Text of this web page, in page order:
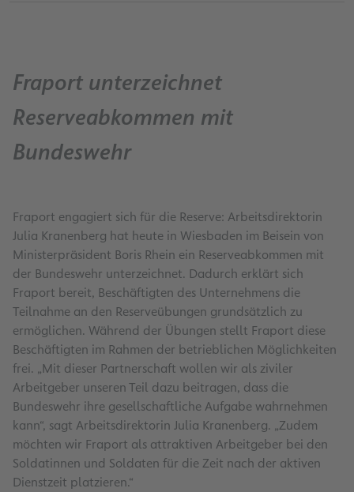
Fraport unterzeichnet
Reserveabkommen mit
Bundeswehr
Fraport engagiert sich für die Reserve: Arbeitsdirektorin
Julia Kranenberg hat heute in Wiesbaden im Beisein von
Ministerpräsident Boris Rhein ein Reserveabkommen mit
der Bundeswehr unterzeichnet. Dadurch erklärt sich
Fraport bereit, Beschäftigten des Unternehmens die
Teilnahme an den Reserveübungen grundsätzlich zu
ermöglichen. Während der Übungen stellt Fraport diese
Beschäftigten im Rahmen der betrieblichen Möglichkeiten
frei. „Mit dieser Partnerschaft wollen wir als ziviler
Arbeitgeber unseren Teil dazu beitragen, dass die
Bundeswehr ihre gesellschaftliche Aufgabe wahrnehmen
kann“, sagt Arbeitsdirektorin Julia Kranenberg. „Zudem
möchten wir Fraport als attraktiven Arbeitgeber bei den
Soldatinnen und Soldaten für die Zeit nach der aktiven
Dienstzeit platzieren.“